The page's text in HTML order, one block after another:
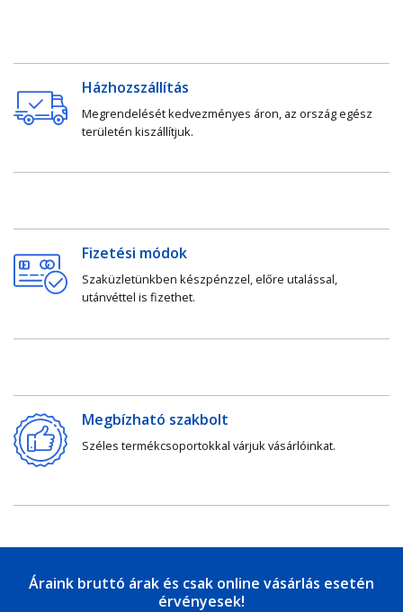
Házhozszállítás
Megrendelését kedvezményes áron, az ország egész
területén kiszállítjuk.
Fizetési módok
Szaküzletünkben készpénzzel, előre utalással,
utánvéttel is fizethet.
Megbízható szakbolt
Széles termékcsoportokkal várjuk vásárlóinkat.
Áraink bruttó árak és csak online vásárlás esetén
érvényesek!